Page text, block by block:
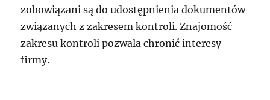
zobowiązani są do udostępnienia dokumentów
związanych z zakresem kontroli. Znajomość
zakresu kontroli pozwala chronić interesy
firmy.